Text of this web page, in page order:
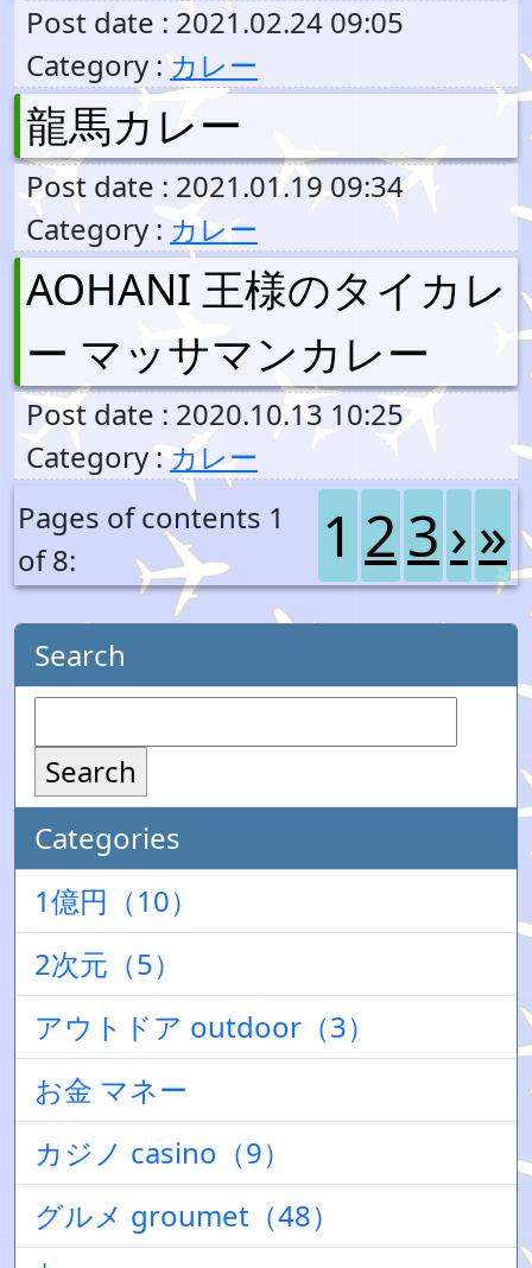
Post date : 2021.02.24 09:05
Category : カレー
龍馬カレー
Post date : 2021.01.19 09:34
Category : カレー
AOHANI 王様のタイカレ
ー マッサマンカレー
Post date : 2020.10.13 10:25
Category : カレー
Pages of contents 1
of 8:
1 2 3 › »
Search
Search
Categories
1億円（10）
2次元（5）
アウトドア outdoor（3）
お金 マネー
カジノ casino（9）
グルメ groumet（48）